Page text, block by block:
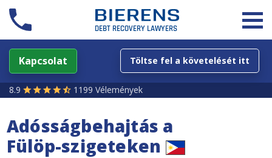
Kapcsolat Töltse fel a követelését itt
8.9 1199 Vélemények
Adósságbehajtás a
Fülöp-szigeteken